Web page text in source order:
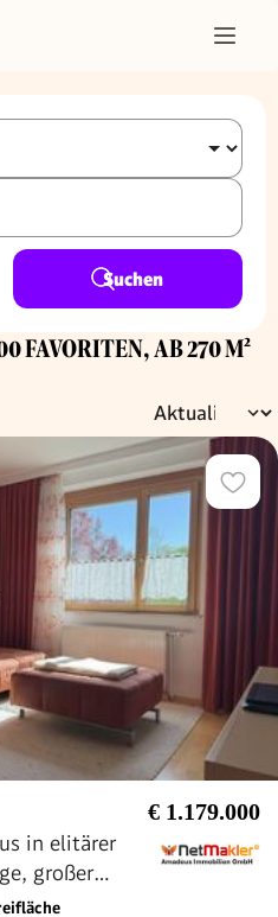
Suchen
FAVORITEN, AB 270 M²
€ 1.179.000
in elitärer
großer
Zustand